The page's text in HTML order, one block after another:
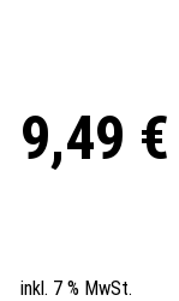
9,49 €
inkl. 7 % MwSt.